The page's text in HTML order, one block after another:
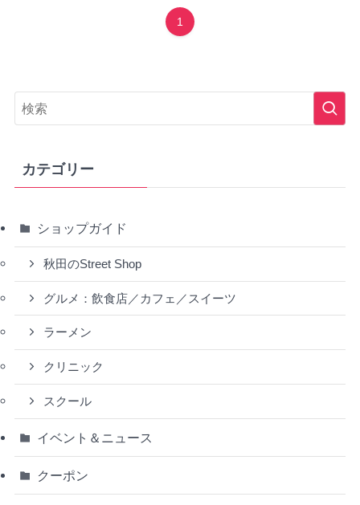
1
カテゴリー
ショップガイド
秋田のStreet Shop
グルメ：飲食店／カフェ／スイーツ
ラーメン
クリニック
スクール
イベント＆ニュース
クーポン